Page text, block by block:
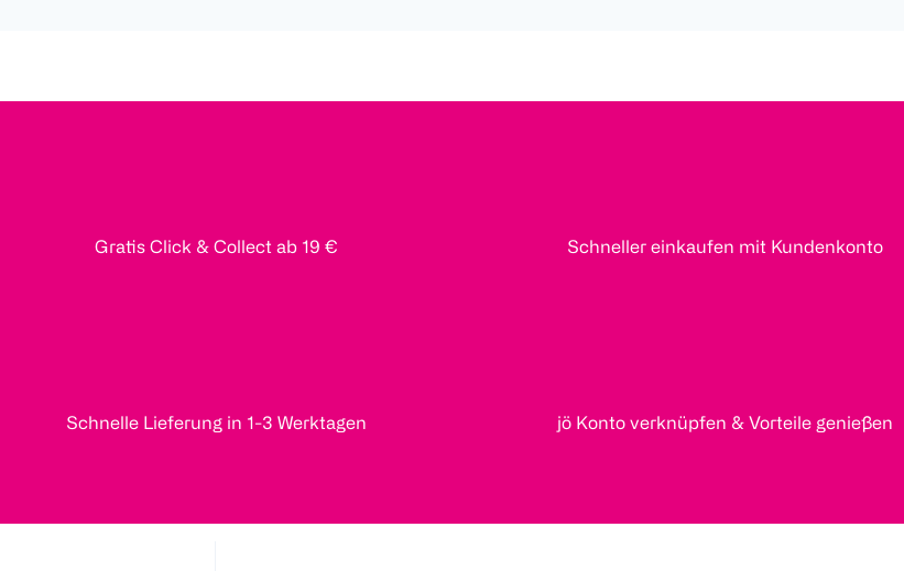
Gratis Click & Collect ab 19 € Schneller einkaufen mit Kundenkonto
Schnelle Lieferung in 1-3 Werktagen jö Konto verknüpfen & Vorteile genießen